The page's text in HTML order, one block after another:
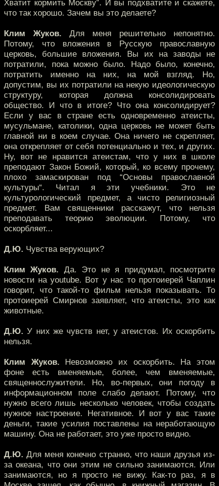
Хватит кормить Москву”. И вы подхватите и скажете,
что так хорошо. Зачем вы это делаете?
Клим Жуков. Для меня решительно непонятно.
Потому, что вложения в Русскую православную
церковь, большие вложения. Вы их на заводы не
потратили, пока можно было. Надо было, конечно,
потратить именно на них, на мой взгляд. Но,
допустим, вы их потратили на некую идеологическую
структуру, которая должна консолидировать
общество. И что в итоге? Что она консолидирует?
Если у вас в стране есть одновременно атеисты,
мусульмане, католики, одна церковь не может быть
главной ни в коем случае. Она ничего не скрепляет,
она открепляет от себя потенциально и тех, и других.
Ну, вот не нравится атеистам, что у них в школе
преподают Закон Божий, который, ко всему прочему,
плохо замаскирован под “Основы православной
культуры“. Читал я эти учебники. Это не
культурологический предмет, а чисто религиозный
предмет. Вам священники расскажут, что нельзя
преподавать теорию эволюции. Потому, что
оскорбляет...
Д.Ю. Чувства верующих?
Клим Жуков. Да. Это не я придумал, посмотрите
новости на youtube. Вот у нас то протоиерей Чаплин
говорит, что такой-то фильм нельзя показывать. То
протоиерей Смирнов заявляет, что атеисты, это как
животные.
Д.Ю. У них же чувств нет, у атеистов. Их оскорбить
нельзя.
Клим Жуков. Невозможно их оскорбить. На этом
фоне есть вменяемые, более, чем вменяемые,
священнослужители. Но, во-первых, они погоду в
информационном поле слабо делают. Потому, что
нужно всего лишь несколько человек, чтобы создать
нужное настроение. Негативное. И вот у вас такие
деньги, такие усилия поставлены на неработающую
машину. Она не работает, это уже просто видно.
Д.Ю. Для меня конечно странно, что наши друзья из-
за океана, что они этим не сильно занимаются. Или
занимаются, но я просто не вижу. Как-то раз, я в